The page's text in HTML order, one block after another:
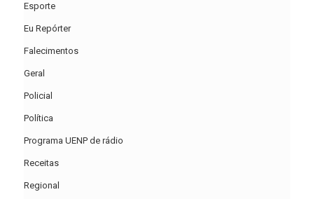
Esporte
Eu Repórter
Falecimentos
Geral
Policial
Política
Programa UENP de rádio
Receitas
Regional